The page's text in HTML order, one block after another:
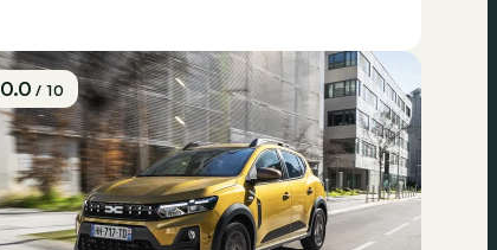
0.0/ 10